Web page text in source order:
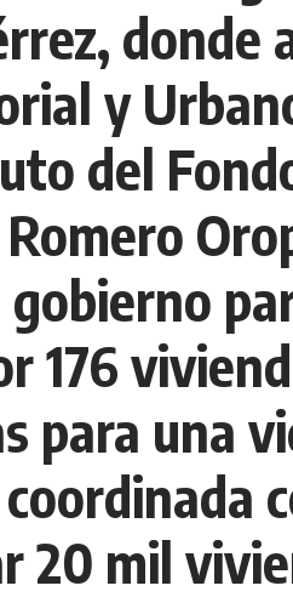
donde
y
del
176
para una
20 mil